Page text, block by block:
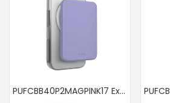
PUFCBB40P2MAGPINK17 Externa baterija 4200mAh MagSafe Pink